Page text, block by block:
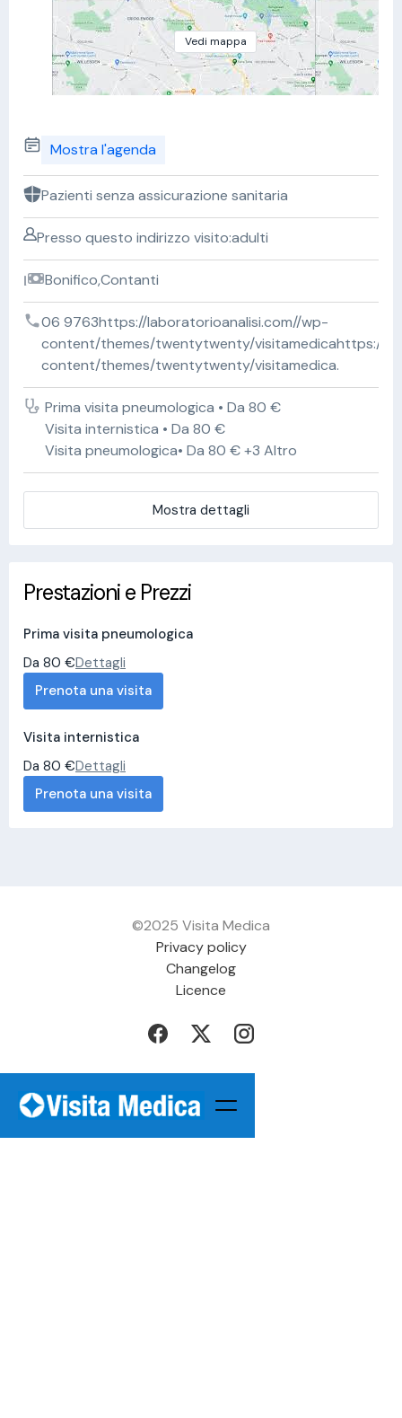
Vedi mappa
Mostra l'agenda
Pazienti senza assicurazione sanitaria
Presso questo indirizzo visito:adulti
Bonifico,Contanti
06 9763https://laboratorioanalisi.com//wp-
content/themes/twentytwenty/visitamedicahttps://
content/themes/twentytwenty/visitamedica.
Prima visita pneumologica • Da 80 €
Visita internistica • Da 80 €
Visita pneumologica• Da 80 € +3 Altro
Mostra dettagli
Prestazioni e Prezzi
Prima visita pneumologica
Da 80 €Dettagli
Prenota una visita
Visita internistica
Da 80 €Dettagli
Prenota una visita
©2025 Visita Medica
Privacy policy
Changelog
Licence